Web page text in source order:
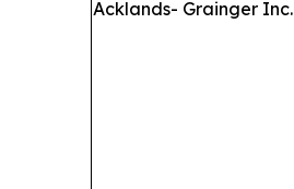
Acklands- Grainger Inc.